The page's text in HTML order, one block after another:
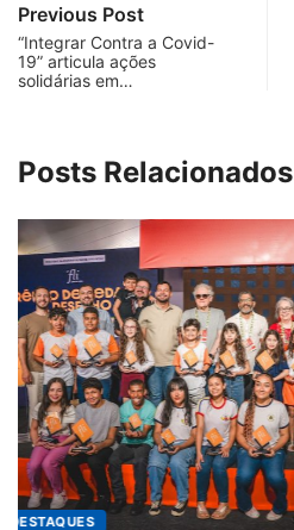
Previous Post
“Integrar Contra a Covid-
19” articula ações
solidárias em…
Posts Relacionados